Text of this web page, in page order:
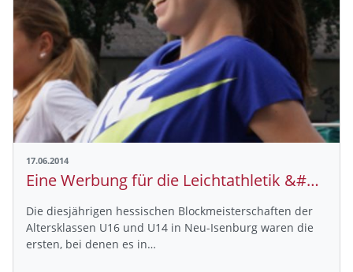
17.06.2014
Eine Werbung für die Leichtathletik &#9472; und ein "Riesenproblem"
Die diesjährigen hessischen Blockmeisterschaften der
Altersklassen U16 und U14 in Neu-Isenburg waren die
ersten, bei denen es in…